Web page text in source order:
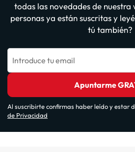
todas las novedades de
personas ya están suscritas y
tú también?
Introduce tu email
Apuntarme
Al suscribirte confirmas haber leído y estar
de Privacidad